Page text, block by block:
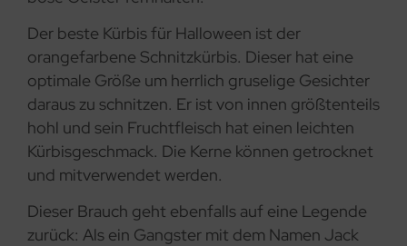
Der beste Kürbis für Halloween ist der
orangefarbene Schnitzkürbis. Dieser hat eine
optimale Größe um herrlich gruselige Gesichter
daraus zu schnitzen. Er ist von innen größtenteils
hohl und sein Fruchtfleisch hat einen leichten
Kürbisgeschmack. Die Kerne können getrocknet
und mitverwendet werden.
Dieser Brauch geht ebenfalls auf eine Legende
zurück: Als ein Gangster mit dem Namen Jack